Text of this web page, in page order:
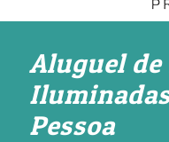
Aluguel de
Pessoa